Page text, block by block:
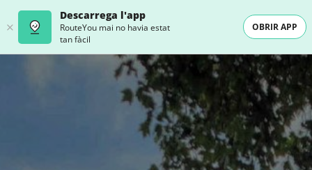
Descarrega l'app
RouteYou mai no havia estat
tan fàcil
OBRIR APP